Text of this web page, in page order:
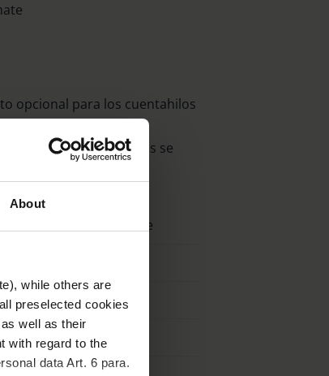
About
while others are
preselected cookies
well as their
with regard to the
data Art. 6 para.
opcional para los cuentahilos
para los cuentahilos se
nº de pedido Estuche
12003
12005